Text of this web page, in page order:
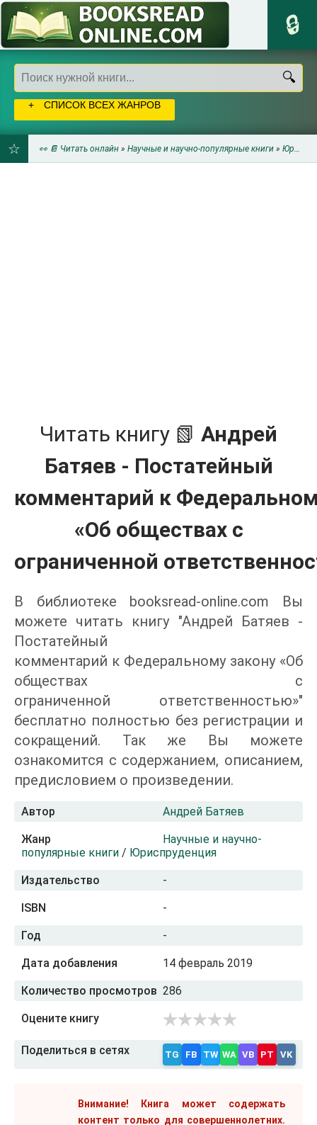
СПИСОК ВСЕХ ЖАНРОВ
👀 📔 Читать онлайн » Научные и научно-популярные книги » Юриспруденция
Читать книгу 📗 Андрей
Батяев - Постатейный
комментарий к
«Об обществах с
ограниченной
В библиотеке booksread-online.com Вы
можете читать книгу "Андрей Батяев -
Постатейный
комментарий к Федеральному закону «Об
обществах с
ограниченной ответственностью»"
бесплатно полностью без регистрации и
сокращений. Так же Вы можете
ознакомится с содержанием, описанием,
предисловием о произведении.
Автор Андрей Батяев
Жанр
Научные и научно-
популярные книги / Юриспруденция
Издательство -
ISBN -
Год -
Дата добавления 14 февраль 2019
Количество просмотров 286
Оцените книгу
Поделиться в сетях TG FB TW WA VB PT VK
Внимание! Книга может содержать
контент только для совершеннолетних.